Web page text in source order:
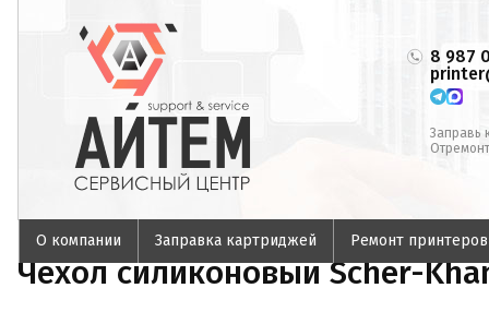
8 987
Заправь
О компании Заправка картриджей Ремонт принтеров
Чехол силиконовый Scher-